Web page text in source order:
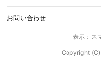
お問い合わせ
表示：ス
Copyright